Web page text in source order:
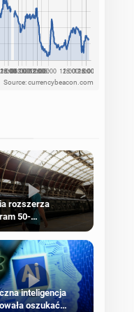
Source: currencybeacon.com
rozszerza
50-
zniżek
na 18-latków
inteligencja
oszukać